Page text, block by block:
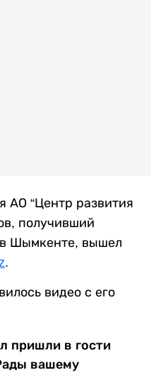
АО “Центр развития
получивший
в Шымкенте, вышел
.
видео с его
пришли в гости
вашему